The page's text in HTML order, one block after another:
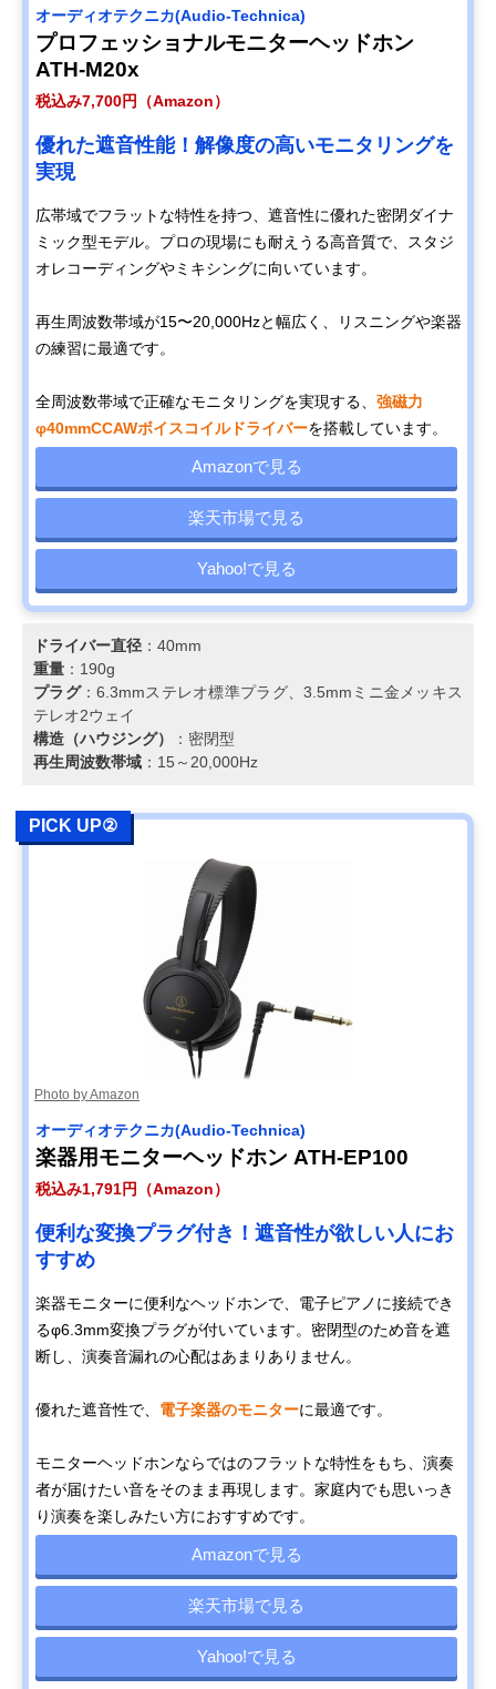
オーディオテクニカ(Audio-Technica)
プロフェッショナルモニターヘッドホン
ATH-M20x
税込み7,700円（Amazon）
優れた遮音性能！解像度の高いモニタリングを
実現
広帯域でフラットな特性を持つ、遮音性に優れた密閉ダイナ
ミック型モデル。プロの現場にも耐えうる高音質で、スタジ
オレコーディングやミキシングに向いています。
再生周波数帯域が15〜20,000Hzと幅広く、リスニングや楽器
の練習に最適です。
全周波数帯域で正確なモニタリングを実現する、 強磁力
φ40mmCCAWボイスコイルドライバーを搭載しています。
Amazonで見る
楽天市場で見る
Yahoo!で見る
ドライバー直径 ：40mm
重量 ：190g
プラグ：6.3mmステレオ標準プラグ、3.5mmミニ金メッキス
テレオ2ウェイ
構造（ハウジング）
：密閉型
再生周波数帯域 ：15～20,000Hz
PICK UP②
Photo by Amazon
オーディオテクニカ(Audio-Technica)
楽器用モニターヘッドホン ATH-EP100
税込み1,791円（Amazon）
便利な変換プラグ付き！遮音性が欲しい人にお
すすめ
楽器モニターに便利なヘッドホンで、電子ピアノに接続でき
るφ6.3mm変換プラグが付いています。密閉型のため音を遮
断し、演奏音漏れの心配はあまりありません。
優れた遮音性で、 電子楽器のモニターに最適です。
モニターヘッドホンならではのフラットな特性をもち、演奏
者が届けたい音をそのまま再現します。家庭内でも思いっき
り演奏を楽しみたい方におすすめです。
Amazonで見る
楽天市場で見る
Yahoo!で見る